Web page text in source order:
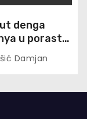
denga
u porastu
Damjan